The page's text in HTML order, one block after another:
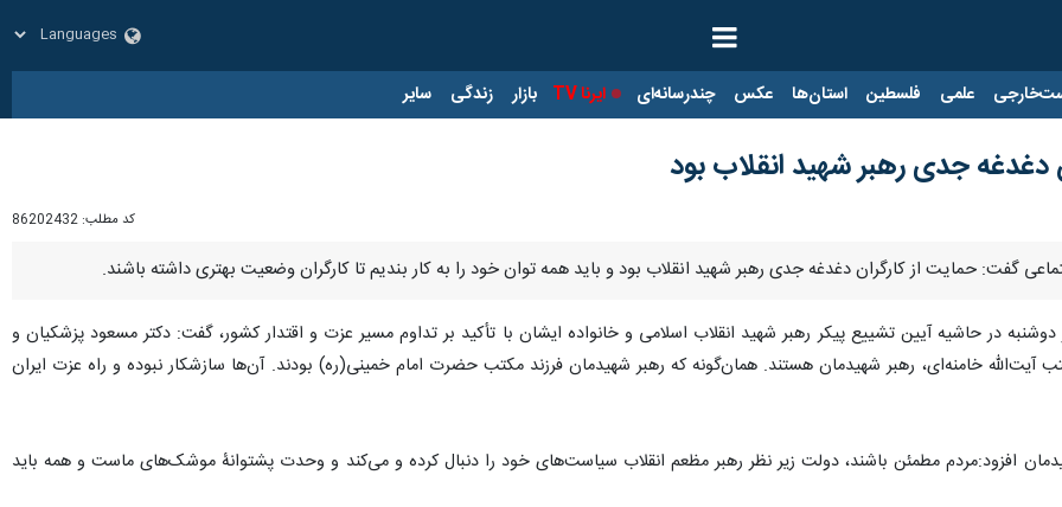
علمی فلسطین استان‌ها عکس چندرسانه‌ای ایرنا TV بازار زندگی سایر
دغدغه جدی رهبر شهید انقلاب بود
کد مطلب: 86202432